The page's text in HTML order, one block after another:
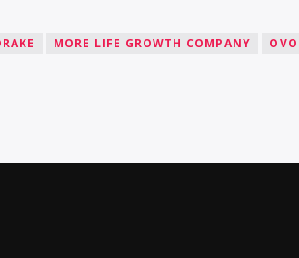
MORE LIFE GROWTH COMPANY OVO